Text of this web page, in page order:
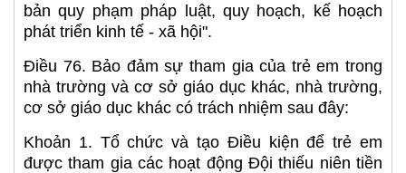
bản quy phạm pháp luật, quy hoạch, kế hoạch
phát triển kinh tế - xã hội".
Điều 76. Bảo đảm sự tham gia của trẻ em trong
nhà trường và cơ sở giáo dục khác, nhà trường,
cơ sở giáo dục khác có trách nhiệm sau đây:
Khoản 1. Tổ chức và tạo Điều kiện để trẻ em
được tham gia các hoạt động Đội thiếu niên tiền